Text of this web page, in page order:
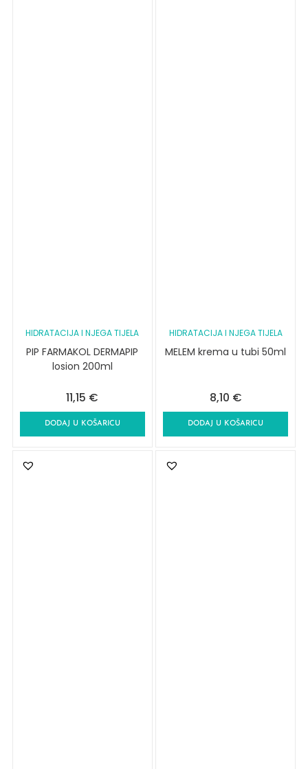
HIDRATACIJA I NJEGA TIJELA
PIP FARMAKOL DERMAPIP
losion 200ml
11,15 €
DODAJ U KOŠARICU
HIDRATACIJA I NJEGA TIJELA
MELEM krema u tubi 50ml
8,10 €
DODAJ U KOŠARICU